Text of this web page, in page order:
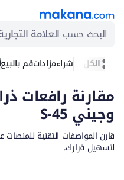
البحث حسب العلامة
الكل شراءمزاداتقم بالبيع
وجيني S-45
قارن المواصفات التقنية
لتسهيل قرارك.